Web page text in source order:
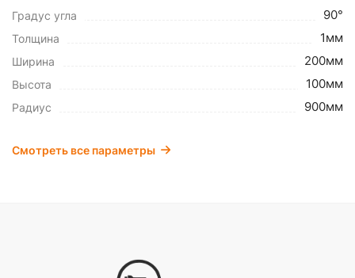
Градус угла 90°
Толщина 1мм
Ширина 200мм
Высота 100мм
Радиус 900мм
Смотреть все параметры